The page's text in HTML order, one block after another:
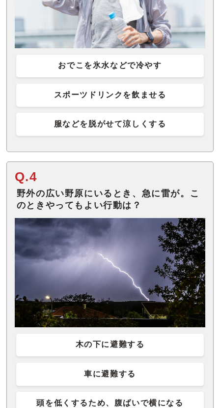
おでこを氷水などで冷やす
スポーツドリンクを飲ませる
服などを脱がせて涼しくする
Q.4
野外の広い野原にいるとき、急に雷が。こ
のときやってもよい行動は？
木の下に避難する
車に避難する
頭を低くするため、腹ばいで横になる